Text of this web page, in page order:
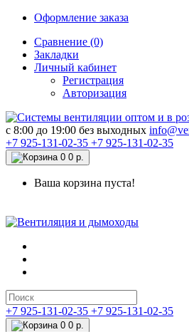
Оформление заказа
Сравнение (0)
Закладки
Личный кабинет
Регистрация
Авторизация
c 8:00 до 19:00 без выходных
+7 925-131-02-35 +7 925-131-02-35
0 0 р.
Ваша корзина пуста!
+7 925-131-02-35 +7 925-131-02-35
0 0 р.